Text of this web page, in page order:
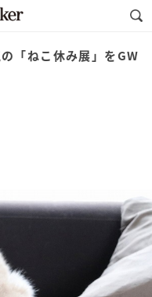
「ねこ休み展」をGW